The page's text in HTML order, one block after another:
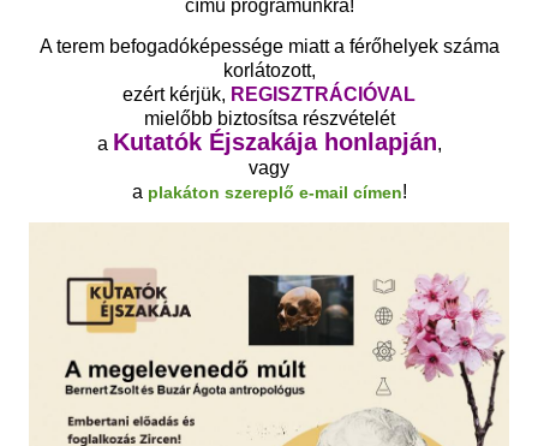
című programunkra!
A terem befogadóképessége miatt a férőhelyek száma
korlátozott,
ezért kérjük, REGISZTRÁCIÓVAL
mielőbb biztosítsa részvételét
a Kutatók Éjszakája honlapján,
vagy
a plakáton szereplő e-mail címen!